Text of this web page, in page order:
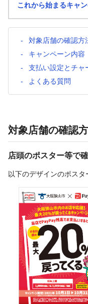
これから始まるキャ
対象店舗の確認方
キャンペーン内容
支払い設定とチャ
よくある質問
対象店舗の確認
店頭のポスター等で
以下のデザインのポスタ